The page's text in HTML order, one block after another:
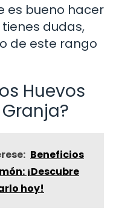
es bueno hacer
dudas,
de este rango
Huevos
Beneficios
¡Descubre
hoy!